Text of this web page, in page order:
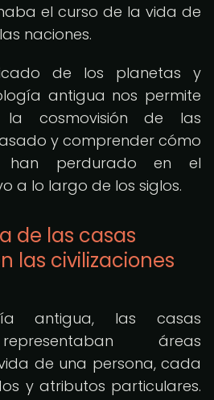
el curso de la vida de
naciones.
de los planetas y
antigua nos permite
la cosmovisión de las
y comprender cómo
han perdurado en el
a lo largo de los siglos.
de las casas
las civilizaciones
antigua, las casas
áreas
de una persona, cada
y atributos particulares.